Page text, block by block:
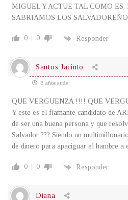
MIGUEL Y ACTUE TAL COMO ES,
SABRIAMOS LOS
0 0 Responder
Santos Jacinto
8 años atrás
QUE VERGUENZA !!!! QUE
Y este es el flamante candidato de
de ser una buena persona y que
Salvador ??? Siendo un
de dinero para apaciguar el hambre a
0 0 Responder
Diana